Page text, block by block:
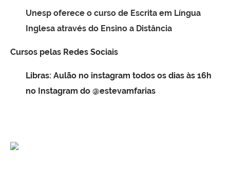
Unesp oferece o curso de Escrita em Língua
Inglesa através do Ensino a Distância
Cursos pelas Redes Sociais
Libras: Aulão no instagram todos os dias às 16h
no Instagram do @estevamfarias